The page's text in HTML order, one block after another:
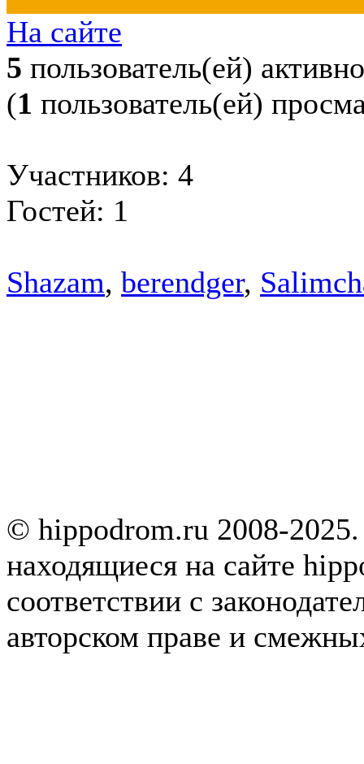
На сайте
5 пользователь(ей) активно
(1 пользователь(ей)
Участников: 4
Гостей: 1
Shazam, berendger,
© hippodrom.ru 2008-
находящиеся на сайте
соответствии с
авторском праве и